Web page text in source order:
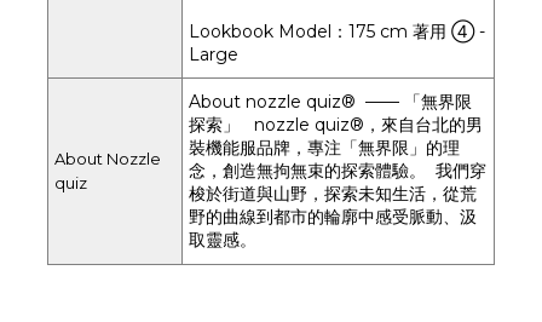
Lookbook Model：175 cm 著用 ④ -
Large
About Nozzle
quiz
About nozzle quiz® —— 「無界限
探索」 nozzle quiz®，來自台北的男
裝機能服品牌，專注「無界限」的理
念，創造無拘無束的探索體驗。 我們穿
梭於街道與山野，探索未知生活，從荒
野的曲線到都市的輪廓中感受脈動、汲
取靈感。